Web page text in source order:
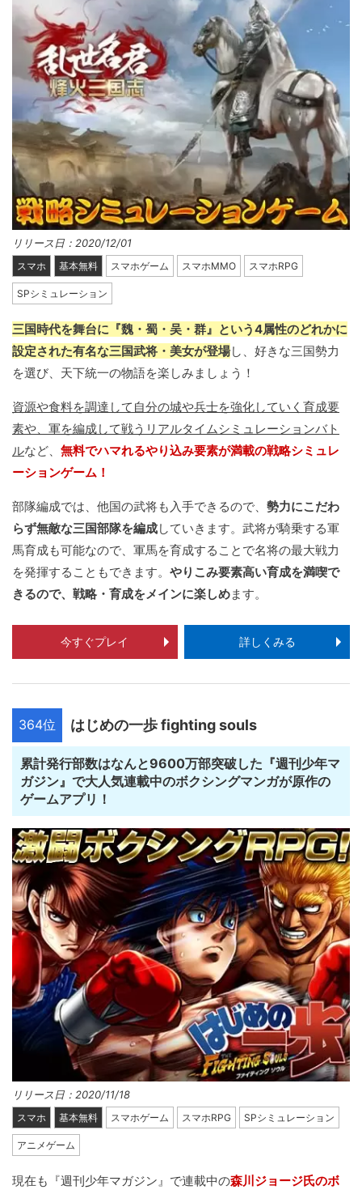
リリース日：2020/12/01
スマホ 基本無料 スマホゲーム スマホMMO スマホRPG
SPシミュレーション
三国時代を舞台に『魏・蜀・吴・群』という4属性のどれかに
設定された有名な三国武将・美女が登場し、好きな三国勢力
を選び、天下統一の物語を楽しみましょう！
資源や食料を調達して自分の城や兵士を強化していく育成要
素や、軍を編成して戦うリアルタイムシミュレーションバト
ルなど、 無料でハマれるやり込み要素が満載の戦略シミュレ
ーションゲーム！
部隊編成では、他国の武将も入手できるので、 勢力にこだわ
らず無敵な三国部隊を編成していきます。武将が騎乗する軍
馬育成も可能なので、軍馬を育成することで名将の最大戦力
を発揮することもできます。 やりこみ要素高い育成を満喫で
きるので、戦略・育成をメインに楽しめます。
今すぐプレイ 詳しくみる
364位 はじめの一歩 fighting souls
累計発行部数はなんと9600万部突破した『週刊少年マ
ガジン』で大人気連載中のボクシングマンガが原作の
ゲームアプリ！
リリース日：2020/11/18
スマホ 基本無料 スマホゲーム スマホRPG SPシミュレーション
アニメゲーム
現在も『週刊少年マガジン』で連載中の森川ジョージ氏のボ